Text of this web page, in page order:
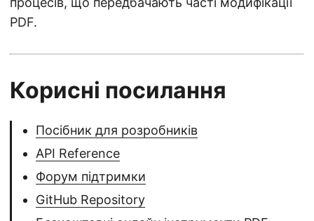
PDF.
Корисні посилання
Посібник для розробників
API Reference
Форум підтримки
GitHub Repository